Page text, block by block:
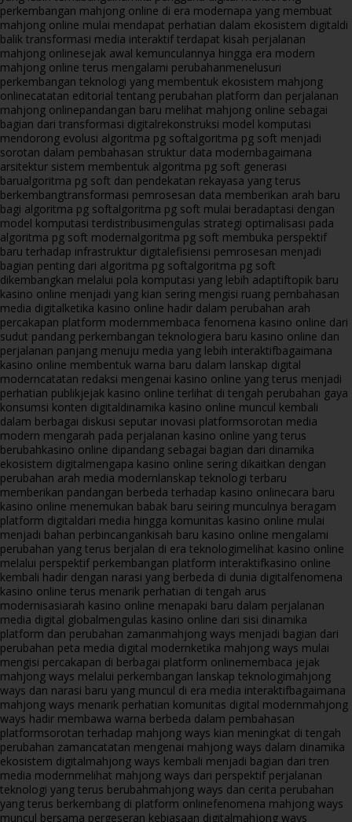
perkembangan mahjong online di era modernapa yang membuat
mahjong online mulai mendapat perhatian dalam ekosistem digitaldi
balik transformasi media interaktif terdapat kisah perjalanan
mahjong onlinesejak awal kemunculannya hingga era modern
mahjong online terus mengalami perubahanmenelusuri
perkembangan teknologi yang membentuk ekosistem mahjong
onlinecatatan editorial tentang perubahan platform dan perjalanan
mahjong onlinepandangan baru melihat mahjong online sebagai
bagian dari transformasi digitalrekonstruksi model komputasi
mendorong evolusi algoritma pg softalgoritma pg soft menjadi
sorotan dalam pembahasan struktur data modernbagaimana
arsitektur sistem membentuk algoritma pg soft generasi
barualgoritma pg soft dan pendekatan rekayasa yang terus
berkembangtransformasi pemrosesan data memberikan arah baru
bagi algoritma pg softalgoritma pg soft mulai beradaptasi dengan
model komputasi terdistribusimengulas strategi optimalisasi pada
algoritma pg soft modernalgoritma pg soft membuka perspektif
baru terhadap infrastruktur digitalefisiensi pemrosesan menjadi
bagian penting dari algoritma pg softalgoritma pg soft
dikembangkan melalui pola komputasi yang lebih adaptiftopik baru
kasino online menjadi yang kian sering mengisi ruang pembahasan
media digitalketika kasino online hadir dalam perubahan arah
percakapan platform modernmembaca fenomena kasino online dari
sudut pandang perkembangan teknologiera baru kasino online dan
perjalanan panjang menuju media yang lebih interaktifbagaimana
kasino online membentuk warna baru dalam lanskap digital
moderncatatan redaksi mengenai kasino online yang terus menjadi
perhatian publikjejak kasino online terlihat di tengah perubahan gaya
konsumsi konten digitaldinamika kasino online muncul kembali
dalam berbagai diskusi seputar inovasi platformsorotan media
modern mengarah pada perjalanan kasino online yang terus
berubahkasino online dipandang sebagai bagian dari dinamika
ekosistem digitalmengapa kasino online sering dikaitkan dengan
perubahan arah media modernlanskap teknologi terbaru
memberikan pandangan berbeda terhadap kasino onlinecara baru
kasino online menemukan babak baru seiring munculnya beragam
platform digitaldari media hingga komunitas kasino online mulai
menjadi bahan perbincangankisah baru kasino online mengalami
perubahan yang terus berjalan di era teknologimelihat kasino online
melalui perspektif perkembangan platform interaktifkasino online
kembali hadir dengan narasi yang berbeda di dunia digitalfenomena
kasino online terus menarik perhatian di tengah arus
modernisasiarah kasino online menapaki baru dalam perjalanan
media digital globalmengulas kasino online dari sisi dinamika
platform dan perubahan zamanmahjong ways menjadi bagian dari
perubahan peta media digital modernketika mahjong ways mulai
mengisi percakapan di berbagai platform onlinemembaca jejak
mahjong ways melalui perkembangan lanskap teknologimahjong
ways dan narasi baru yang muncul di era media interaktifbagaimana
mahjong ways menarik perhatian komunitas digital modernmahjong
ways hadir membawa warna berbeda dalam pembahasan
platformsorotan terhadap mahjong ways kian meningkat di tengah
perubahan zamancatatan mengenai mahjong ways dalam dinamika
ekosistem digitalmahjong ways kembali menjadi bagian dari tren
media modernmelihat mahjong ways dari perspektif perjalanan
teknologi yang terus berubahmahjong ways dan cerita perubahan
yang terus berkembang di platform onlinefenomena mahjong ways
muncul bersama pergeseran kebiasaan digitalmahjong ways